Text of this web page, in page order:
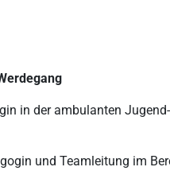
in der ambulanten
und Teamleitung im